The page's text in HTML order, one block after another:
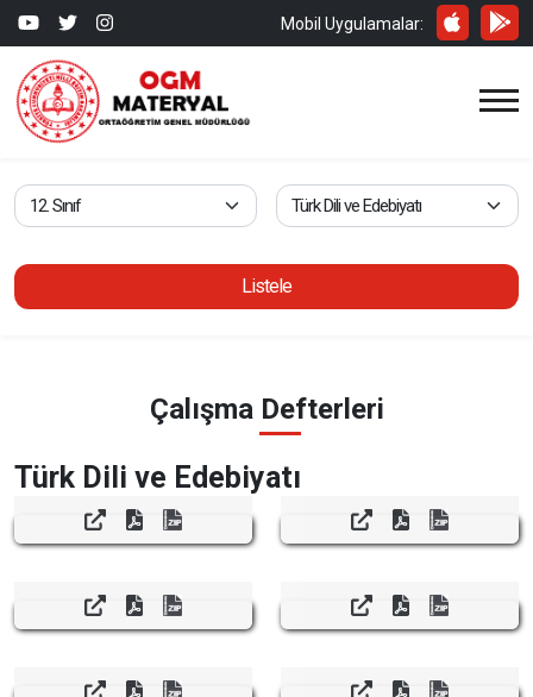
Mobil Uygulamalar:
Listele
Çalışma Defterleri
Türk Dili ve Edebiyatı